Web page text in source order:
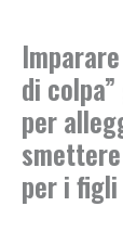
di
per
per i figli